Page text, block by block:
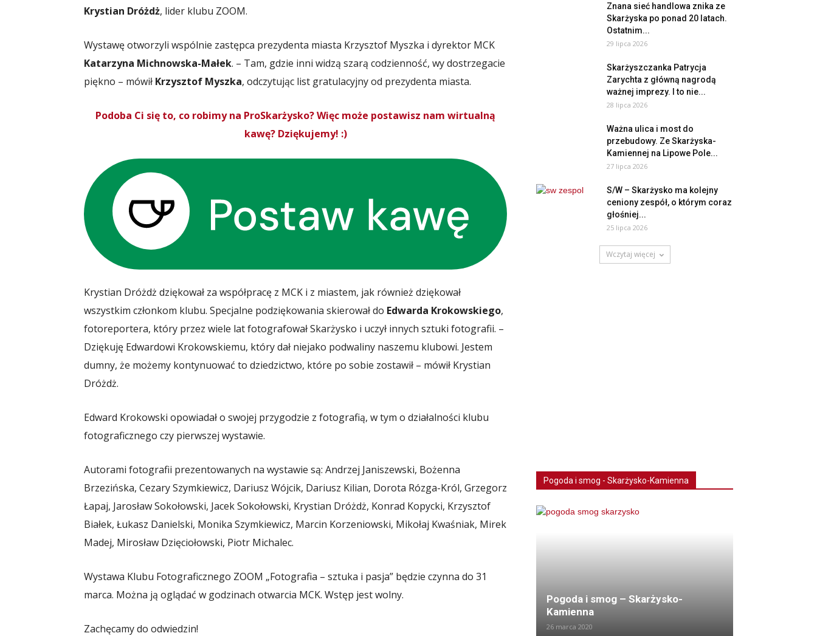
Krystian Dróżdż, lider klubu ZOOM.
Wystawę otworzyli wspólnie zastępca prezydenta miasta Krzysztof Myszka i dyrektor MCK
Katarzyna Michnowska-Małek. – Tam, gdzie inni widzą szarą codzienność, wy dostrzegacie
piękno – mówił Krzysztof Myszka, odczytując list gratulacyjny od prezydenta miasta.
Podoba Ci się to, co robimy na ProSkarżysko? Więc może postawisz nam wirtualną
kawę? Dziękujemy! :)
Krystian Dróżdż dziękował za współpracę z MCK i z miastem, jak również dziękował
wszystkim członkom klubu. Specjalne podziękowania skierował do Edwarda Krokowskiego,
fotoreportera, który przez wiele lat fotografował Skarżysko i uczył innych sztuki fotografii. –
Dziękuję Edwardowi Krokowskiemu, który dał niejako podwaliny naszemu klubowi. Jestem
dumny, że możemy kontynuować to dziedzictwo, które po sobie zostawił – mówił Krystian
Dróżdż.
Edward Krokowski opowiadał o swojej przygodzie z fotografią, w tym o działalności klubu
fotograficznego czy pierwszej wystawie.
Autorami fotografii prezentowanych na wystawie są: Andrzej Janiszewski, Bożenna
Brzezińska, Cezary Szymkiewicz, Dariusz Wójcik, Dariusz Kilian, Dorota Rózga-Król, Grzegorz
Łapaj, Jarosław Sokołowski, Jacek Sokołowski, Krystian Dróżdż, Konrad Kopycki, Krzysztof
Białek, Łukasz Danielski, Monika Szymkiewicz, Marcin Korzeniowski, Mikołaj Kwaśniak, Mirek
Madej, Mirosław Dzięciołowski, Piotr Michalec.
Wystawa Klubu Fotograficznego ZOOM „Fotografia – sztuka i pasja” będzie czynna do 31
marca. Można ją oglądać w godzinach otwarcia MCK. Wstęp jest wolny.
Zachęcamy do odwiedzin!
Znana sieć handlowa znika ze
Skarżyska po ponad 20 latach.
Ostatnim...
29 lipca 2026
Skarżyszczanka Patrycja
Zarychta z główną nagrodą
ważnej imprezy. I to nie...
28 lipca 2026
Ważna ulica i most do
przebudowy. Ze Skarżyska-
Kamiennej na Lipowe Pole...
27 lipca 2026
S/W – Skarżysko ma kolejny
ceniony zespół, o którym coraz
głośniej...
25 lipca 2026
Wczytaj więcej
Pogoda i smog - Skarżysko-Kamienna
Pogoda i smog – Skarżysko-
Kamienna
26 marca 2020